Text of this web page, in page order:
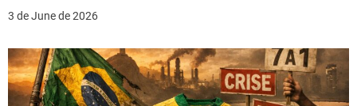
3 de June de 2026